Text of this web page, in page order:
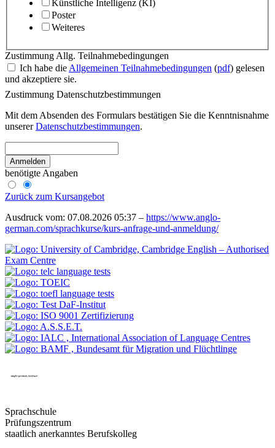
Künstliche Intelligenz (KI)
Poster
Weiteres
Zustimmung Allg. Teilnahmebedingungen
Ich habe die Allgemeinen Teilnahmebedingungen (pdf) gelesen
und akzeptiere sie.
Zustimmung Datenschutzbestimmungen
Mit dem Absenden des Formulars bestätigen Sie die Kenntnisnahme
unsererDatenschutzbestimmungen.
Anmelden
benötigte Angaben
Zurück zum Kursangebot
Ausdruck vom: 07.08.2026 05:37 – https://www.anglo-
german.com/sprachkurse/kurs-anfrage-und-anmeldung/
Sprachschule
Prüfungszentrum
staatlich anerkanntes Berufskolleg